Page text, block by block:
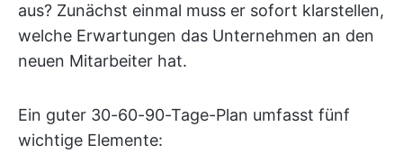
aus? Zunächst einmal muss er sofort klarstellen,
welche Erwartungen das Unternehmen an den
neuen Mitarbeiter hat.
Ein guter 30-60-90-Tage-Plan umfasst fünf
wichtige Elemente: